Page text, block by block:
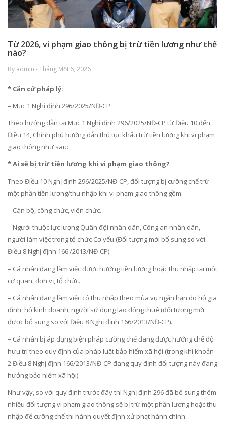
Từ 2026, vi phạm giao thông bị trừ tiền lương như thế
nào?
By admin - Tháng Một 6, 2026
* Căn cứ pháp lý:
– Mục 1 Nghị định 296/2025/NĐ-CP
Theo hướng dẫn tại Mục 1 Nghị định 296/2025/NĐ-CP từ Điều 10 đến
Điều 14, Chính phủ hướng dẫn thủ tục khấu trừ tiền lương khi vi phạm
giao thông như sau:
* Ai sẽ bị trừ tiền lương khi vi phạm giao thông?
Theo Điều 10 Nghị định 296/2025/NĐ-CP, đối tượng bị cưỡng chế trừ
một phần tiền lương/thu nhập khi vi phạm giao thông gồm:
– Cán bộ, công chức, viên chức.
– Người thuộc lực lượng Quân đội nhân dân, Công an nhân dân,
người làm việc trong tổ chức Cơ yếu (Đối tượng mới bổ sung so với
Điều 8 Nghị định 166 /2013/NĐ-CP).
– Cá nhân đang làm việc được hưởng tiền lương hoặc thu nhập tại một
cơ quan, đơn vị, tổ chức.
– Cá nhân đang làm việc có thu nhập theo mùa vụ ngắn hạn do hộ gia
đình, hộ kinh doanh, người sử dụng lao động thuê (đối tượng mới
được bổ sung so với Điều 8 Nghị định 166/2013/NĐ-CP).
– Cá nhân bị áp dụng biện pháp cưỡng chế đang được hưởng chế độ
hưu trí theo quy định của pháp luật bảo hiểm xã hội (trong khi khoản
2 Điều 8 Nghị định 166/2013/NĐ-CP đang quy định đối tượng này đang
hưởng bảo hiểm xã hội).
Như vậy, so với quy định trước đây thì Nghị định 296 đã bổ sung thêm
nhiều đối tượng vi phạm giao thông sẽ bị trừ một phần lương hoặc thu
nhập để cưỡng chế thi hành quyết định xử phạt hành chính.